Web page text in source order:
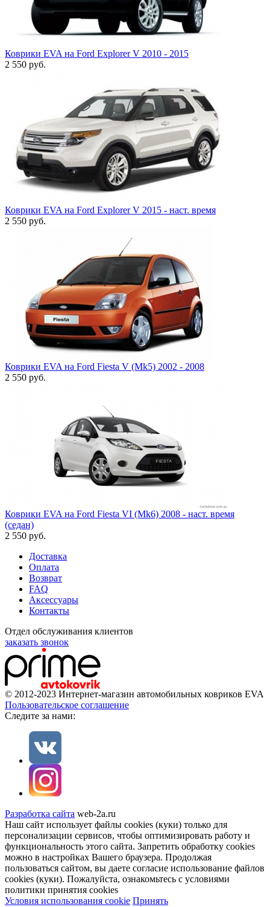
Коврики EVA на Ford Explorer V 2010 - 2015
2 550 руб.
Коврики EVA на Ford Explorer V 2015 - наст. время
2 550 руб.
Коврики EVA на Ford Fiesta V (Mk5) 2002 - 2008
2 550 руб.
Коврики EVA на Ford Fiesta VI (Mk6) 2008 - наст. время
(седан)
2 550 руб.
Доставка
Оплата
Возврат
FAQ
Аксессуары
Контакты
Отдел обслуживания клиентов
заказать звонок
© 2012-2023 Интернет-магазин автомобильных ковриков EVA
Пользовательское соглашение
Cледите за нами:
Разработка сайта web-2a.ru
Наш сайт использует файлы cookies (куки) только для
персонализации сервисов, чтобы оптимизировать работу и
функциональность этого сайта. Запретить обработку cookies
можно в настройках Вашего браузера. Продолжая
пользоваться сайтом, вы даете согласие использование файлов
cookies (куки). Пожалуйста, ознакомьтесь с условиями
политики принятия сookies
Условия использования cookie Принять